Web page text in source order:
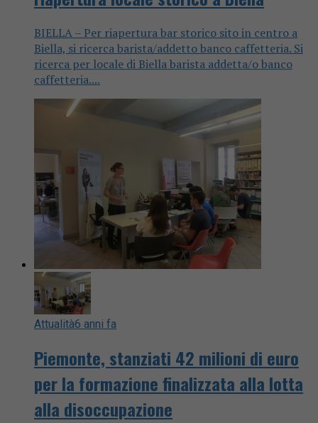
BIELLA – Per riapertura bar storico sito in centro a
Biella, si ricerca barista/addetto banco caffetteria. Si
ricerca per locale di Biella barista addetta/o banco
caffetteria....
Attualità6 anni fa
Piemonte, stanziati 42 milioni di euro
per la formazione finalizzata alla lotta
alla disoccupazione